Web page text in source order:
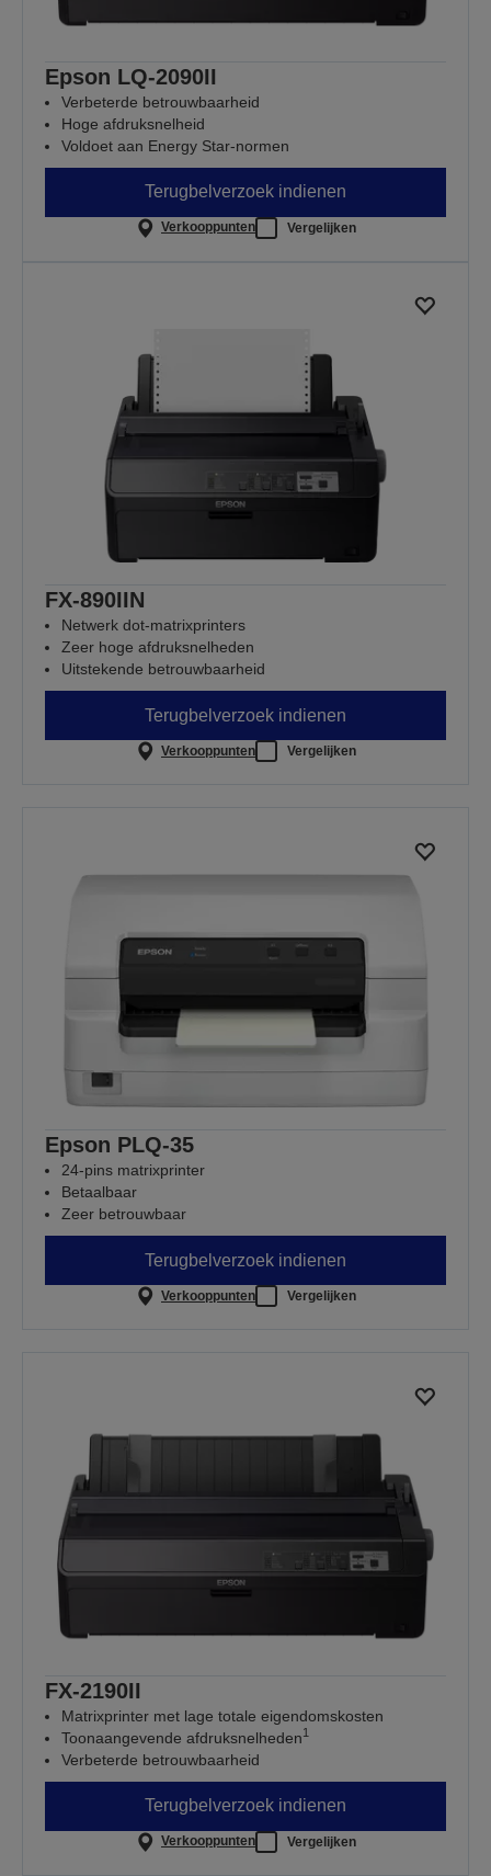
Epson LQ-2090II
Verbeterde betrouwbaarheid
Hoge afdruksnelheid
Voldoet aan Energy Star-normen
Terugbelverzoek indienen
Verkooppunten Vergelijken
FX-890IIN
Netwerk dot-matrixprinters
Zeer hoge afdruksnelheden
Uitstekende betrouwbaarheid
Terugbelverzoek indienen
Verkooppunten Vergelijken
Epson PLQ-35
24-pins matrixprinter
Betaalbaar
Zeer betrouwbaar
Terugbelverzoek indienen
Verkooppunten Vergelijken
FX-2190II
Matrixprinter met lage totale eigendomskosten
Toonaangevende afdruksnelheden1
Verbeterde betrouwbaarheid
Terugbelverzoek indienen
Verkooppunten Vergelijken